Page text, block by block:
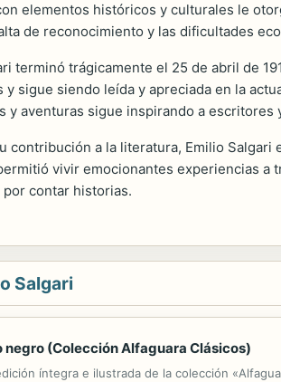
elementos históricos y culturales le
de reconocimiento y las dificultades
terminó trágicamente el 25 de abril de
y sigue siendo leída y apreciada en la
y aventuras sigue inspirando a escritores
contribución a la literatura, Emilio
vivir emocionantes experiencias a
contar historias.
Salgari
negro (Colección Alfaguara Clásicos)
íntegra e ilustrada de la colección